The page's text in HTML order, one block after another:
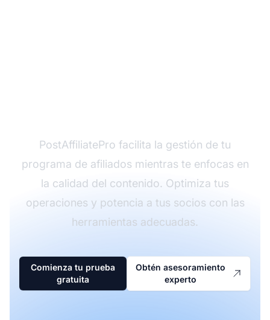
PostAffiliatePro facilita la gestión de tu
programa de afiliados mientras te enfocas en
la calidad del contenido. Optimiza tus
operaciones y potencia a tus socios con las
herramientas adecuadas.
Comienza tu prueba
gratuita
Obtén asesoramiento
experto